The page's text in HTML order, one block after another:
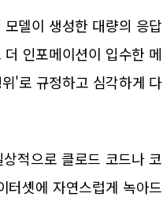
델이 생성한 대량의 응답
인포메이션이 입수한 메
'로 규정하고 심각하게 다
적으로 클로드 코드나 코
터셋에 자연스럽게 녹아드